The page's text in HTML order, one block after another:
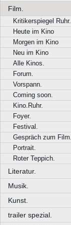
Film.
Kritikerspiegel Ruhr.
Heute im Kino
Morgen im Kino
Neu im Kino
Alle Kinos.
Forum.
Vorspann.
Coming soon.
Kino.Ruhr.
Foyer.
Festival.
Gespräch zum Film.
Portrait.
Roter Teppich.
Literatur.
Musik.
Kunst.
trailer spezial.